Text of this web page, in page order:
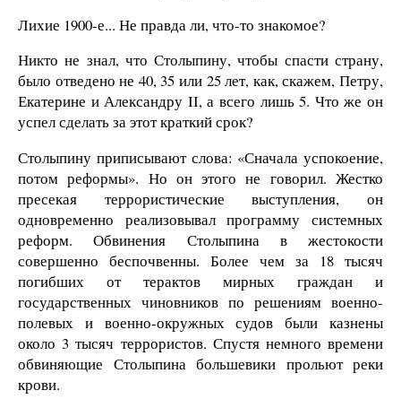
Лихие 1900-е... Не правда ли, что-то знакомое?
Никто не знал, что Столыпину, чтобы спасти страну,
было отведено не 40, 35 или 25 лет, как, скажем, Петру,
Екатерине и Александру II, а всего лишь 5. Что же он
успел сделать за этот краткий срок?
Столыпину приписывают слова: «Сначала успокоение,
потом реформы». Но он этого не говорил. Жестко
пресекая террористические выступления, он
одновременно реализовывал программу системных
реформ. Обвинения Столыпина в жестокости
совершенно беспочвенны. Более чем за 18 тысяч
погибших от терактов мирных граждан и
государственных чиновников по решениям военно-
полевых и военно-окружных судов были казнены
около 3 тысяч террористов. Спустя немного времени
обвиняющие Столыпина большевики прольют реки
крови.